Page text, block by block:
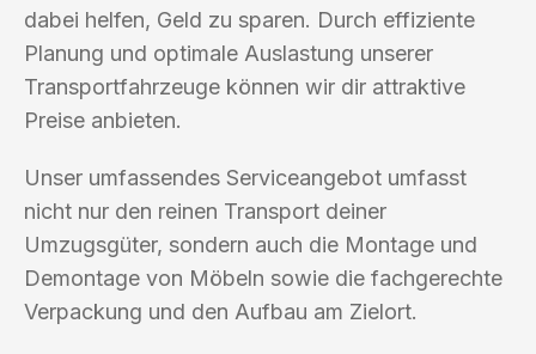
dabei helfen, Geld zu sparen. Durch effiziente
Planung und optimale Auslastung unserer
Transportfahrzeuge können wir dir attraktive
Preise anbieten.
Unser umfassendes Serviceangebot umfasst
nicht nur den reinen Transport deiner
Umzugsgüter, sondern auch die Montage und
Demontage von Möbeln sowie die fachgerechte
Verpackung und den Aufbau am Zielort.